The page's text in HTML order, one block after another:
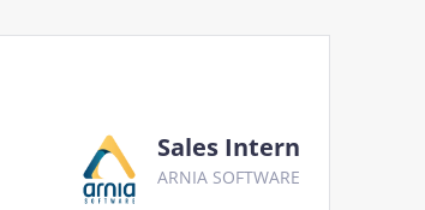
Sales Intern
ARNIA SOFTWARE